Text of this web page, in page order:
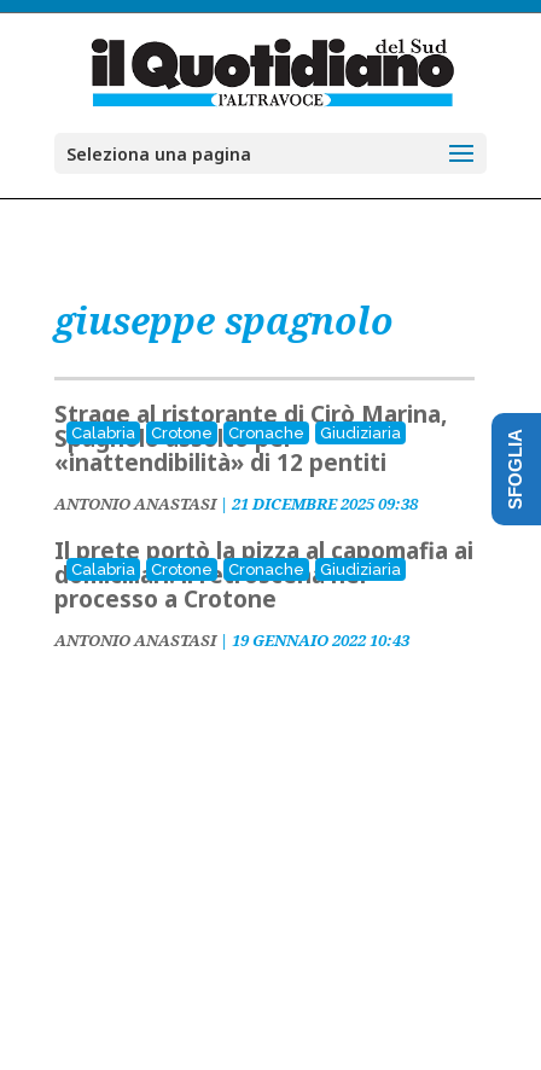
Seleziona una pagina
giuseppe spagnolo
Calabria Crotone Cronache Giudiziaria
Strage al ristorante di Cirò Marina,
Spagnolo assolto per
«inattendibilità» di 12 pentiti
ANTONIO ANASTASI| 21 DICEMBRE 2025 09:38
Calabria Crotone Cronache Giudiziaria
Il prete portò la pizza al capomafia ai
domiciliari: il retroscena nel
processo a Crotone
ANTONIO ANASTASI| 19 GENNAIO 2022 10:43
SFOGLIA